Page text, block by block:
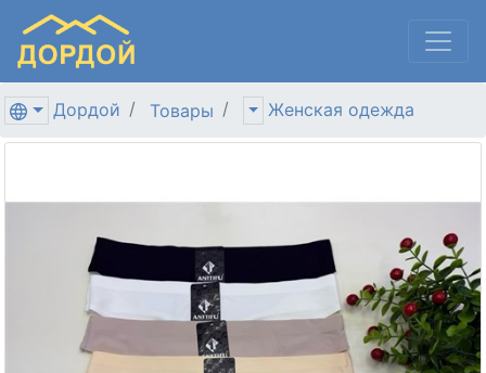
Дордой Товары Женская одежда